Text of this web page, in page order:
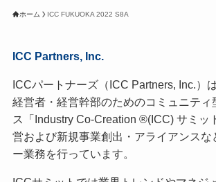
ホーム ICC FUKUOKA 2022 S8A
ICC Partners, Inc.
ICCパートナーズ（ICC Partners, Inc.）
経営者・経営幹部のためのコミュニティ
ス「Industry Co-Creation ®(ICC) サミッ
営および新規事業創出・アライアンスな
ー業務を行っています。